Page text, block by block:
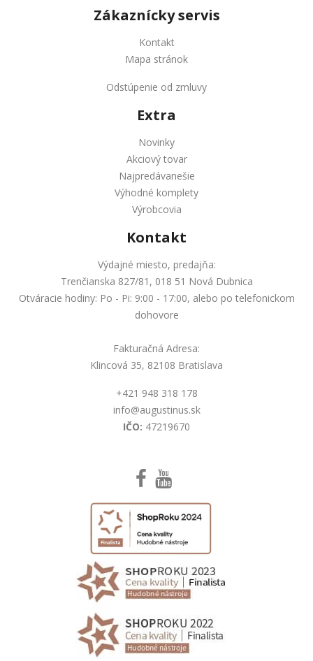
Zákaznícky servis
Kontakt
Mapa stránok
Odstúpenie od zmluvy
Extra
Novinky
Akciový tovar
Najpredávanešie
Výhodné komplety
Výrobcovia
Kontakt
Výdajné miesto, predajňa:
Trenčianska 827/81, 018 51 Nová Dubnica
Otváracie hodiny: Po - Pi: 9:00 - 17:00, alebo po telefonickom
dohovore
Fakturačná Adresa:
Klincová 35, 82108 Bratislava
+421 948 318 178
info@augustinus.sk
IČO: 47219670